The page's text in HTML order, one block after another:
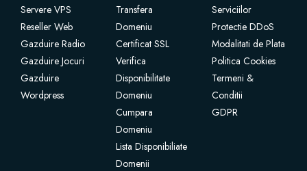
Servere VPS
Reseller Web
Gazduire Radio
Gazduire Jocuri
Gazduire
Wordpress
Transfera
Domeniu
Certificat SSL
Verifica
Disponibilitate
Domeniu
Cumpara
Domeniu
Lista Disponibiliate
Domenii
Serviciilor
Protectie DDoS
Modalitati de Plata
Politica Cookies
Termeni &
Conditii
GDPR